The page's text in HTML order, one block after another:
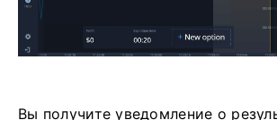
Вы получите уведомление о